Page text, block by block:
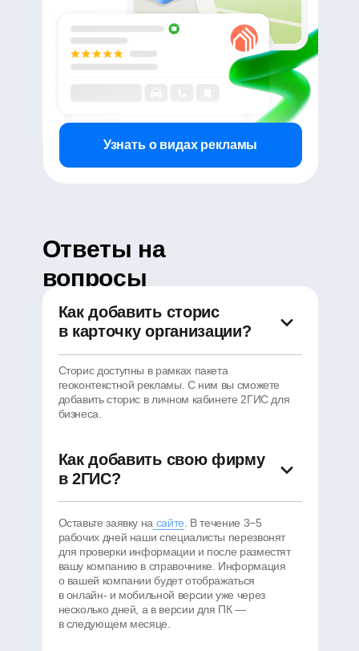
Узнать о видах рекламы
Ответы на
вопросы
Как добавить сторис
в карточку организации?
Сторис доступны в рамках пакета
геоконтекстной рекламы. С ним вы сможете
добавить сторис в личном кабинете 2ГИС для
бизнеса.
Как добавить свою фирму
в 2ГИС?
Оставьте заявку на сайте . В течение 3−5
рабочих дней наши специалисты перезвонят
для проверки информации и после разместят
вашу компанию в справочнике. Информация
о вашей компании будет отображаться
в онлайн- и мобильной версии уже через
несколько дней, а в версии для ПК —
в следующем месяце.